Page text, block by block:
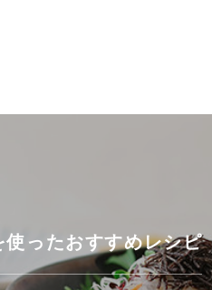
使ったおすすめレシピ